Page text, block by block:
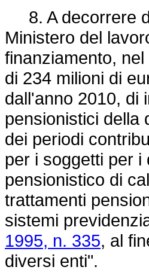
8. A decorrere
Ministero del
finanziamento,
di 234 milioni di
dall'anno 2010, di
pensionistici della
dei periodi
per i soggetti per
pensionistico di
trattamenti
sistemi
1995, n. 335, al
diversi enti".